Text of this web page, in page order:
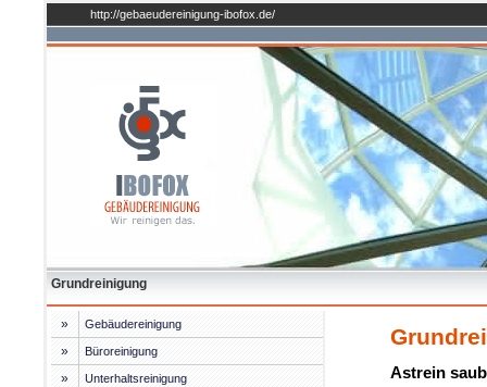
http://gebaeudereinigung-ibofox.de/
Grundreinigung
» Gebäudereinigung
» Büroreinigung
» Unterhaltsreinigung
Astrein